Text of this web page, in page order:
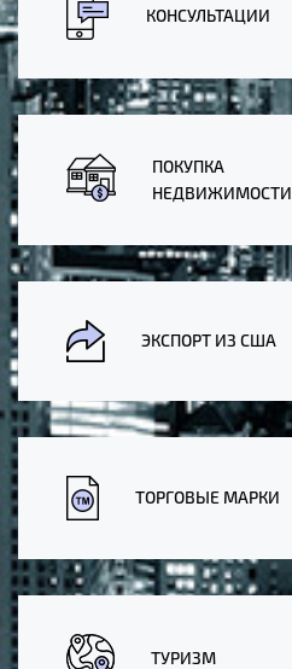
КОНСУЛЬТАЦИИ
ПОКУПКА
НЕДВИЖИМОСТИ
ЭКСПОРТ ИЗ США
ТОРГОВЫЕ МАРКИ
ТУРИЗМ